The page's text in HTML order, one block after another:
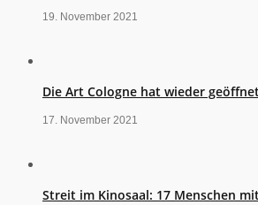
19. November 2021
Die Art Cologne hat wieder
17. November 2021
Streit im Kinosaal: 17 Menschen